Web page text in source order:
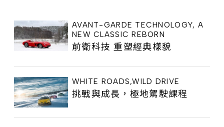
AVANT-GARDE TECHNOLOGY, A
NEW CLASSIC REBORN
前衛科技 重塑經典樣貌
WHITE ROADS,WILD DRIVE
挑戰與成長，極地駕駛課程